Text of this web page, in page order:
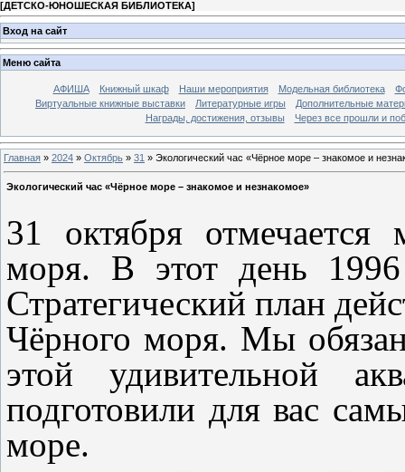
[ДЕТСКО-ЮНОШЕСКАЯ БИБЛИОТЕКА]
Вход на сайт
Меню сайта
АФИША Книжный шкаф Наши мероприятия Модельная библиотека
Виртуальные книжные выставки
Литературные игры
Дополнительные
Награды, достижения, отзывы
Через все прошли и
Главная » 2024 » Октябрь » 31 » Экологический час «Чёрное море – знакомое и
Экологический час «Чёрное море – знакомое и незнакомое»
31 октября
моря. В этот день
Стратегический план
Чёрного моря. Мы
этой удивительной
подготовили для вас
море.